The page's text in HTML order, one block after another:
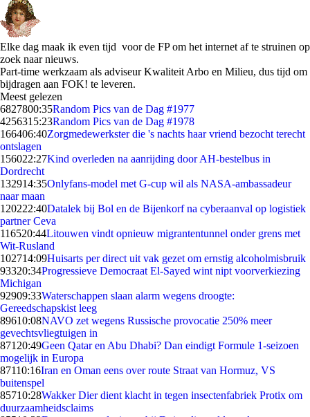
Elke dag maak ik even tijd voor de FP om het internet af te struinen op
zoek naar nieuws.
Part-time werkzaam als adviseur Kwaliteit Arbo en Milieu, dus tijd om
bijdragen aan FOK! te leveren.
Meest gelezen
6827800:35Random Pics van de Dag #1977
4256315:23Random Pics van de Dag #1978
166406:40Zorgmedewerkster die 's nachts haar vriend bezocht terecht
ontslagen
156022:27Kind overleden na aanrijding door AH-bestelbus in
Dordrecht
132914:35Onlyfans-model met G-cup wil als NASA-ambassadeur
naar maan
120222:40Datalek bij Bol en de Bijenkorf na cyberaanval op logistiek
partner Ceva
116520:44Litouwen vindt opnieuw migrantentunnel onder grens met
Wit-Rusland
102714:09Huisarts per direct uit vak gezet om ernstig alcoholmisbruik
93320:34Progressieve Democraat El-Sayed wint nipt voorverkiezing
Michigan
92909:33Waterschappen slaan alarm wegens droogte:
Gereedschapskist leeg
89610:08NAVO zet wegens Russische provocatie 250% meer
gevechtsvliegtuigen in
871 20:49Geen Qatar en Abu Dhabi? Dan eindigt Formule 1-seizoen
mogelijk in Europa
87110:16Iran en Oman eens over route Straat van Hormuz, VS
buitenspel
85710:28Wakker Dier dient klacht in tegen insectenfabriek Protix om
duurzaamheidsclaims